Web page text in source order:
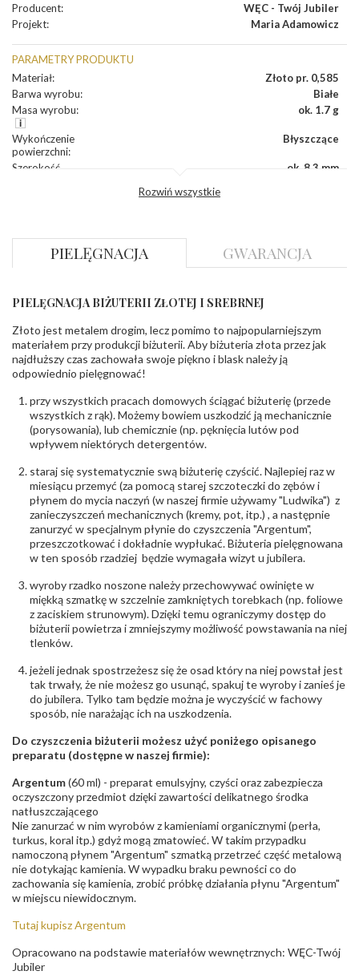
Producent:
WĘC - Twój Jubiler
Projekt: Maria Adamowicz
PARAMETRY PRODUKTU
Materiał:
Złoto pr. 0,585
Barwa wyrobu:
Białe
Masa wyrobu: ok. 1.7 g
Wykończenie
powierzchni:
Błyszczące
Szerokość
ok. 8,3 mm
dół:
Szerokość szyny
bok
ok. 1,8 mm
KAMIENIE
kamieni:
Liczba kamieni
Cyrkonia - 7 szt.
Szlif kamieni:
Fasetowy okrągła
Masa kamieni
(łącznie)
INNE PARAMETRY
Producent
WĘC-Twój Jubiler S.C. Artur Węc, Małgorzata
679-25-92-107; sklep@wec.com.pl
Bezpieczeństwo
- rodzaj
ostrzeżenia:
Nie nadaje się dla dzieci w wieku poniżej 3 lat
,Elementy w wyrobie wykonane z białego złota
zawierają nikiel
Rozwiń wszystkie
PIELĘGNACJA GWARANCJA
PIELĘGNACJA BIŻUTERII ZŁOTEJ I SREBRNEJ
Złoto jest metalem drogim, lecz pomimo to najpopularniejszym
materiałem przy produkcji biżuterii. Aby biżuteria złota przez jak
najdłuższy czas zachowała swoje piękno i blask należy ją
odpowiednio pielęgnować!
przy wszystkich pracach domowych ściągać biżuterię (przede
wszystkich z rąk). Możemy bowiem uszkodzić ją mechanicznie
(porysowania), lub chemicznie (np. pęknięcia lutów pod
wpływem niektórych detergentów.
staraj się systematycznie swą biżuterię czyścić. Najlepiej raz w
miesiącu przemyć (za pomocą starej szczoteczki do zębów i
płynem do mycia naczyń (w naszej firmie używamy "Ludwika") z
zanieczyszczeń mechanicznych (kremy, pot, itp.) , a następnie
zanurzyć w specjalnym płynie do czyszczenia "Argentum",
przeszczotkować i dokładnie wypłukać. Biżuteria pielęgnowana
w ten sposób rzadziej będzie wymagała wizyt u jubilera.
wyroby rzadko noszone należy przechowywać owinięte w
miękką szmatkę w szczelnie zamkniętych torebkach (np. foliowe
z zaciskiem strunowym). Dzięki temu ograniczymy dostęp do
biżuterii powietrza i zmniejszymy możliwość powstawania na niej
tlenków.
jeżeli jednak spostrzeżesz się że osad który na niej powstał jest
tak trwały, że nie możesz go usunąć, spakuj te wyroby i zanieś je
do jubilera. Tylko tam będzie można je wyczyścić w fachowy
sposób, nie narażając ich na uszkodzenia.
Do czyszczenia biżuterii możesz użyć poniżego opisanego
preparatu (dostępne w naszej firmie):
Argentum(60 ml) - preparat emulsyjny, czyści oraz zabezpiecza
oczyszczony przedmiot dzięki zawartości delikatnego środka
natłuszczającego
Nie zanurzać w nim wyrobów z kamieniami organicznymi (perła,
turkus, koral itp.) gdyż mogą zmatowieć. W takim przypadku
namoczoną płynem "Argentum" szmatką przetrzeć część metalową
nie dotykając kamienia. W wypadku braku pewności co do
zachowania się kamienia, zrobić próbkę działania płynu "Argentum"
w miejscu niewidocznym.
Tutaj kupisz Argentum
Opracowano na podstawie materiałów wewnętrznych: WĘC-Twój
Jubiler